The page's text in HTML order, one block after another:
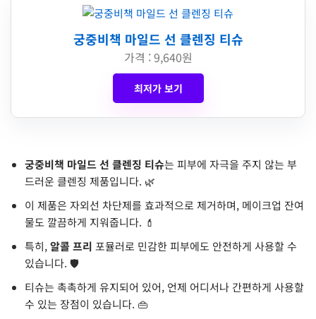
궁중비책 마일드 선 클렌징 티슈
가격 : 9,640원
최저가 보기
궁중비책 마일드 선 클렌징 티슈는 피부에 자극을 주지 않는 부
드러운 클렌징 제품입니다. 🌿
이 제품은 자외선 차단제를 효과적으로 제거하며, 메이크업 잔여
물도 깔끔하게 지워줍니다. 💄
특히,알콜 프리 포뮬러로 민감한 피부에도 안전하게 사용할 수
있습니다. 🛡️
티슈는 촉촉하게 유지되어 있어, 언제 어디서나 간편하게 사용할
수 있는 장점이 있습니다. 👜